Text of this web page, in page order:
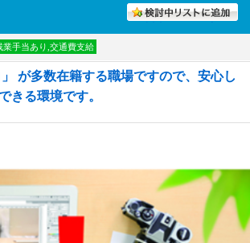
手当あり,交通費支給
が多数在籍する職場ですので、安心し
きる環境です。